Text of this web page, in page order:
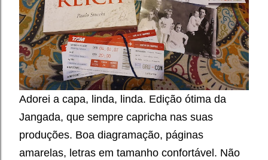
Adorei a capa, linda, linda. Edição ótima da
Jangada, que sempre capricha nas suas
produções. Boa diagramação, páginas
amarelas, letras em tamanho confortável. Não